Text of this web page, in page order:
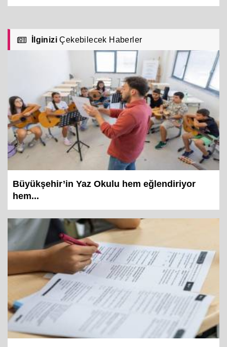
İlginizi Çekebilecek Haberler
Büyükşehir’in Yaz Okulu hem eğlendiriyor
hem...